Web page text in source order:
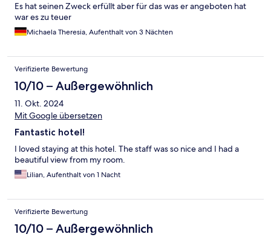
Es hat seinen Zweck erfüllt aber für das was er angeboten hat
war es zu teuer
Michaela Theresia, Aufenthalt von 3 Nächten
Verifizierte Bewertung
10/10 – Außergewöhnlich
11. Okt. 2024
Mit Google übersetzen
Fantastic hotel!
I loved staying at this hotel. The staff was so nice and I had a
beautiful view from my room.
Lilian, Aufenthalt von 1 Nacht
Verifizierte Bewertung
10/10 – Außergewöhnlich